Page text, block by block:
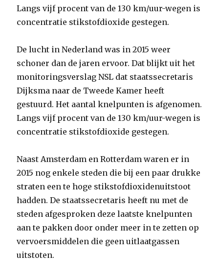
Langs vijf procent van de 130 km/uur-wegen is
concentratie stikstofdioxide gestegen.
De lucht in Nederland was in 2015 weer
schoner dan de jaren ervoor. Dat blijkt uit het
monitoringsverslag NSL dat staatssecretaris
Dijksma naar de Tweede Kamer heeft
gestuurd. Het aantal knelpunten is afgenomen.
Langs vijf procent van de 130 km/uur-wegen is
concentratie stikstofdioxide gestegen.
Naast Amsterdam en Rotterdam waren er in
2015 nog enkele steden die bij een paar drukke
straten een te hoge stikstofdioxidenuitstoot
hadden. De staatssecretaris heeft nu met de
steden afgesproken deze laatste knelpunten
aan te pakken door onder meer in te zetten op
vervoersmiddelen die geen uitlaatgassen
uitstoten.